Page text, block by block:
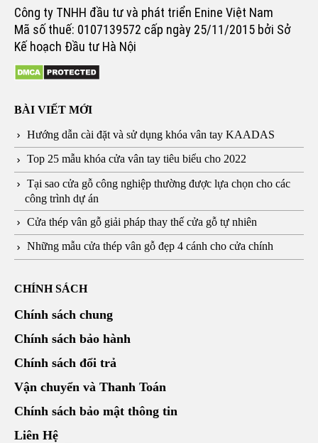
Công ty TNHH đầu tư và phát triển Enine Việt Nam
Mã số thuế: 0107139572 cấp ngày 25/11/2015 bởi Sở
Kế hoạch Đầu tư Hà Nội
BÀI VIẾT MỚI
Hướng dẫn cài đặt và sử dụng khóa vân tay KAADAS
Top 25 mẫu khóa cửa vân tay tiêu biểu cho 2022
Tại sao cửa gỗ công nghiệp thường được lựa chọn cho các
công trình dự án
Cửa thép vân gỗ giải pháp thay thế cửa gỗ tự nhiên
Những mẫu cửa thép vân gỗ đẹp 4 cánh cho cửa chính
CHÍNH SÁCH
Chính sách chung
Chính sách bảo hành
Chính sách đổi trả
Vận chuyển và Thanh Toán
Chính sách bảo mật thông tin
Liên Hệ